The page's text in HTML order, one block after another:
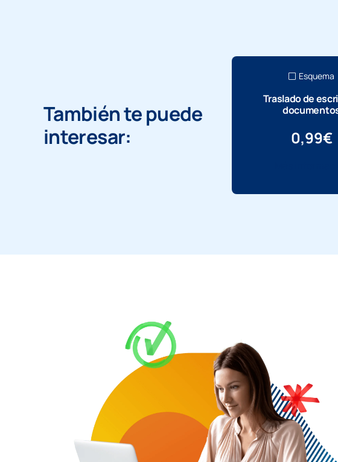
También te puede
interesar:
Esquema
Traslado de
0,99€